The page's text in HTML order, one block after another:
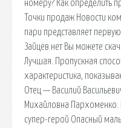
номеру? Как определить
Точки продаж Новости
пари представляет
Зайцев.нет Вы можете
Лучшая. Пропускная
характеристика,
Отец — Василий
Михайловна Пархоменко.
супер-герой Опасный